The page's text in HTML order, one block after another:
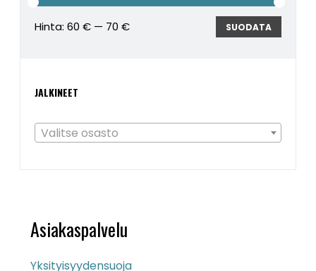
SUODATA
Hinta:60 € — 70 €
JALKINEET
Valitse osasto
Asiakaspalvelu
Yksityisyydensuoja